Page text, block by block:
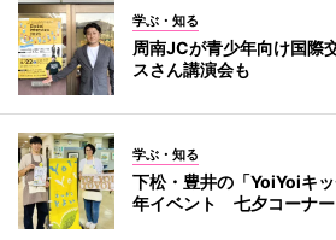
学ぶ・知る
周南JCが青少年向け国
スさん講演会も
学ぶ・知る
下松・豊井の「YoiYoiキ
年イベント 七夕コーナ